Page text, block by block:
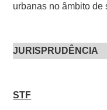
urbanas no âmbito de
JURISPRUDÊNCIA
STF